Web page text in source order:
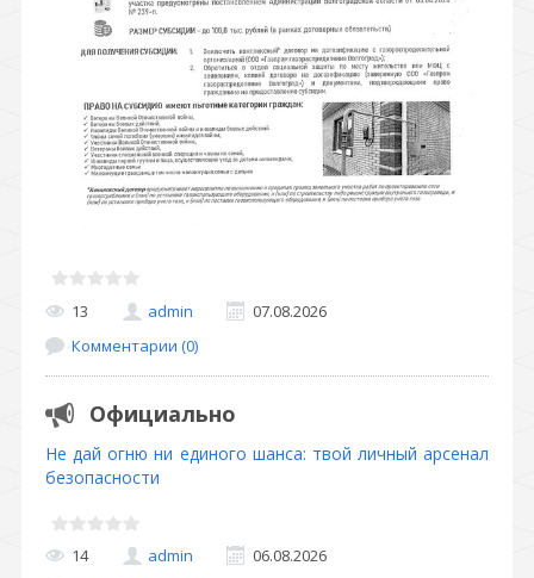
13 admin
07.08.2026
Комментарии (0)
Официально
Не дай огню ни единого шанса: твой личный арсенал
безопасности
14 admin
06.08.2026